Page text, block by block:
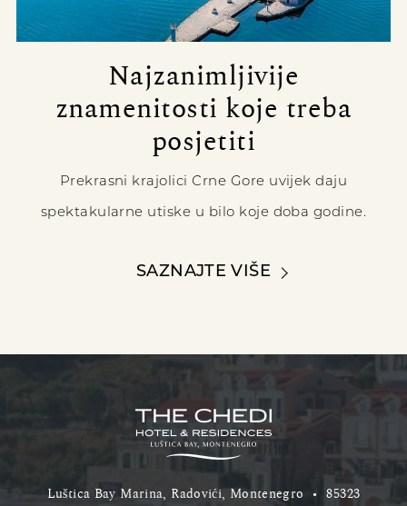
Najzanimljivije
znamenitosti koje treba
posjetiti
Prekrasni krajolici Crne Gore uvijek daju
spektakularne utiske u bilo koje doba godine.
SAZNAJTE VIŠE
Luštica Bay Marina, Radovići, Montenegro •85323